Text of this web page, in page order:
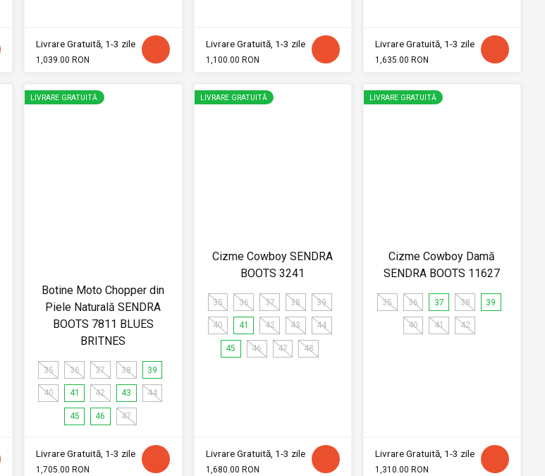
Livrare Gratuită, 1-3 zile
1,039.00 RON
Livrare Gratuită, 1-3 zile
1,100.00 RON
Livrare Gratuită, 1-3 zile
1,635.00 RON
LIVRARE GRATUITĂ
Botine Moto Chopper din
Piele Naturală SENDRA
BOOTS 7811 BLUES
BRITNES
35 36 37 38 39
40 41 42 43 44
45 46 47
Livrare Gratuită, 1-3 zile
1,705.00 RON
LIVRARE GRATUITĂ
Cizme Cowboy SENDRA
BOOTS 3241
35 36 37 38 39
40 41 42 43 44
45 46 47 48
Livrare Gratuită, 1-3 zile
1,680.00 RON
LIVRARE GRATUITĂ
Cizme Cowboy Damă
SENDRA BOOTS 11627
35 36 37 38 39
40 41 42
Livrare Gratuită, 1-3 zile
1,310.00 RON